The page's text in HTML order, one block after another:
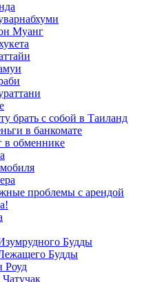
Муанг
брать с собой в Таиланд
в банкомате
в обменнике
проблемы с арендой
Будды
Будды
Роуд